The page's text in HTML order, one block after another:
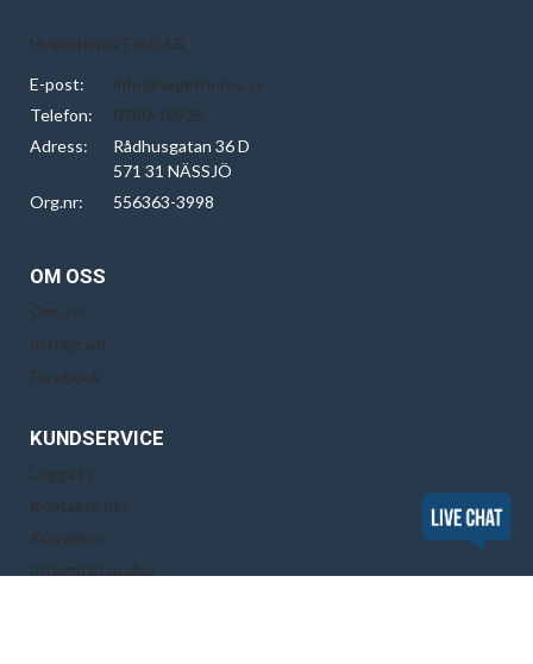
Hegethorns Foto AB
E-post:
info@hegethorns.se
Telefon:
0380-10928
Adress:
Rådhusgatan 36 D
571 31 NÄSSJÖ
Org.nr:
556363-3998
OM OSS
Om oss
Instagram
Facebook
KUNDSERVICE
Logga in
Kontakta oss
Köpvillkor
Integritetspolicy